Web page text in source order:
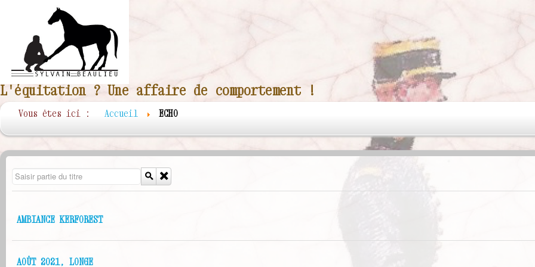
L'équitation ? Une affaire de comportement !
Vous êtes ici : Accueil ECHO
Saisir partie du titre
AMBIANCE KERFOREST
AOÛT 2021, LONGE